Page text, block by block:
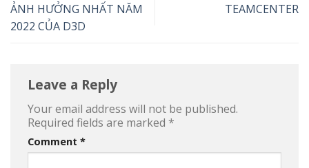
ẢNH HƯỞNG NHẤT NĂM
2022 CỦA D3D
TEAMCENTER
Leave a Reply
Your email address will not be published.
Required fields are marked *
Comment *